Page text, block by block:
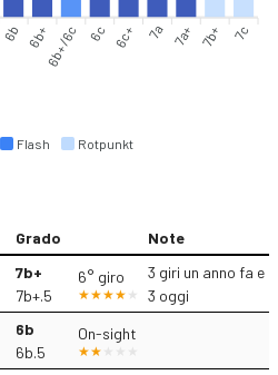
Flash Rotpunkt
6b 6b+6b+/6c 6c 6c+ 7a 7a+ 7b+ 7c
Grado
Note
7b+
7b+.5
6° giro
3 giri un anno fa e
3 oggi
6b
6b.5
On-sight